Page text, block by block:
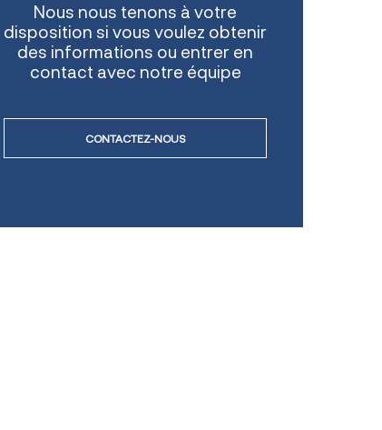
Nous nous tenons à votre
disposition si vous voulez obtenir
des informations ou entrer en
contact avec notre équipe
CONTACTEZ-NOUS